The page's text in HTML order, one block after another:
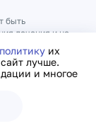
политику их
лучше.
и многое
быть
лечения и не
оферты